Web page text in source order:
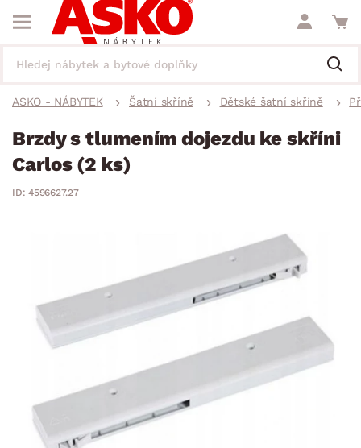
ASKO - NÁBYTEK Šatní skříně Dětské šatní skříně
Brzdy s tlumením dojezdu ke skříni
Carlos (2 ks)
ID: 4596627.27